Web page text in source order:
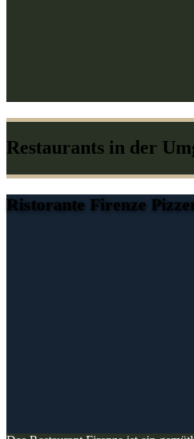
Restaurants in der
Ristorante Firenze